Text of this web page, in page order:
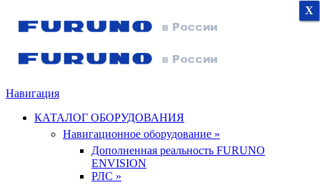
Навигация
КАТАЛОГ ОБОРУДОВАНИЯ
Навигационное оборудование »
Дополненная реальность FURUNO
ENVISION
РЛС »
X
X
X